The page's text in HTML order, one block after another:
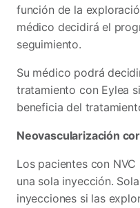
función de la
médico decidirá el
seguimiento.
Su médico podrá
tratamiento con Eylea
beneficia del
Neovascularización
Los pacientes con
una sola inyección.
inyecciones si las